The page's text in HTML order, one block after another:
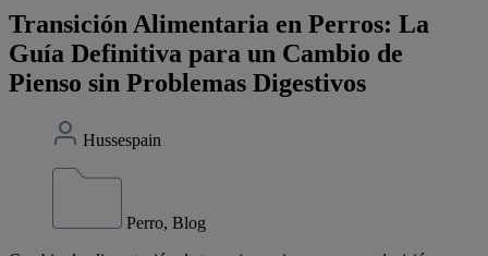
Transición Alimentaria en Perros: La
Guía Definitiva para un Cambio de
Pienso sin Problemas Digestivos
Hussespain
Perro, Blog